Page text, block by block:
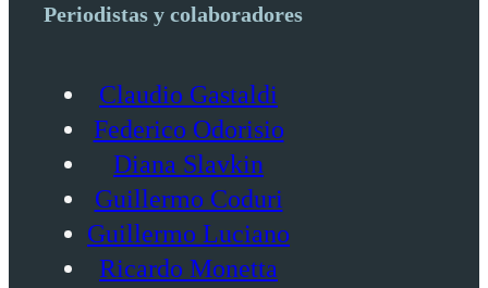
Periodistas y colaboradores
Claudio Gastaldi
Federico Odorisio
Diana Slavkin
Guillermo Coduri
Guillermo Luciano
Ricardo Monetta